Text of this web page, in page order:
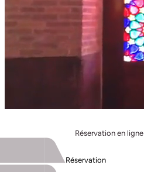
Réservation en ligne
Réservation